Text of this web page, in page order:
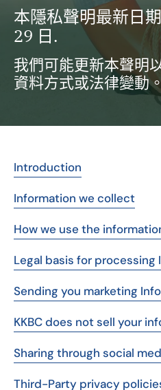
本隱私聲明最新日
29 日.
我們可能更新本聲明
資料方式或法律變動
Introduction
Information we collect
How we use the
Legal basis for processing
Sending you marketing
KKBC does not sell your
Sharing through social
Third-Party privacy